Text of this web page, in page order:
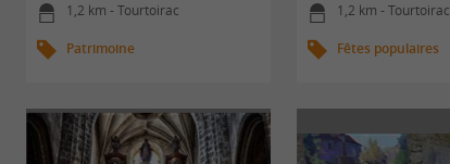
1,2 km - Tourtoirac
Patrimoine
1,2 km - Tourtoirac
Fêtes populaires